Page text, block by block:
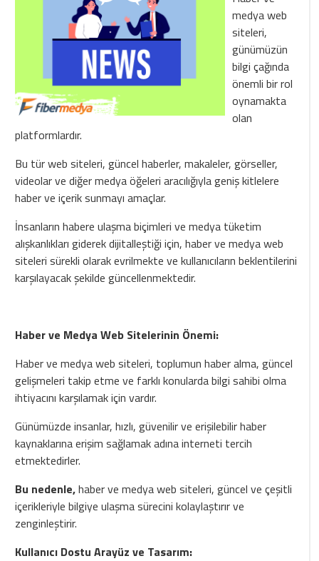
medya web
siteleri,
günümüzün
bilgi çağında
önemli bir rol
oynamakta
olan
platformlardır.
Bu tür web siteleri, güncel haberler, makaleler, görseller,
videolar ve diğer medya öğeleri aracılığıyla geniş kitlelere
haber ve içerik sunmayı amaçlar.
İnsanların habere ulaşma biçimleri ve medya tüketim
alışkanlıkları giderek dijitalleştiği için, haber ve medya web
siteleri sürekli olarak evrilmekte ve kullanıcıların beklentilerini
karşılayacak şekilde güncellenmektedir.
Haber ve Medya Web Sitelerinin Önemi:
Haber ve medya web siteleri, toplumun haber alma, güncel
gelişmeleri takip etme ve farklı konularda bilgi sahibi olma
ihtiyacını karşılamak için vardır.
Günümüzde insanlar, hızlı, güvenilir ve erişilebilir haber
kaynaklarına erişim sağlamak adına interneti tercih
etmektedirler.
Bu nedenle,haber ve medya web siteleri, güncel ve çeşitli
içerikleriyle bilgiye ulaşma sürecini kolaylaştırır ve
zenginleştirir.
Kullanıcı Dostu Arayüz ve Tasarım: